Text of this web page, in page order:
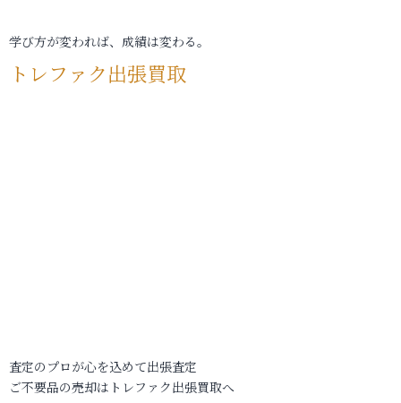
学び方が変われば、成績は変わる。
トレファク出張買取
査定のプロが心を込めて出張査定
ご不要品の売却はトレファク出張買取へ